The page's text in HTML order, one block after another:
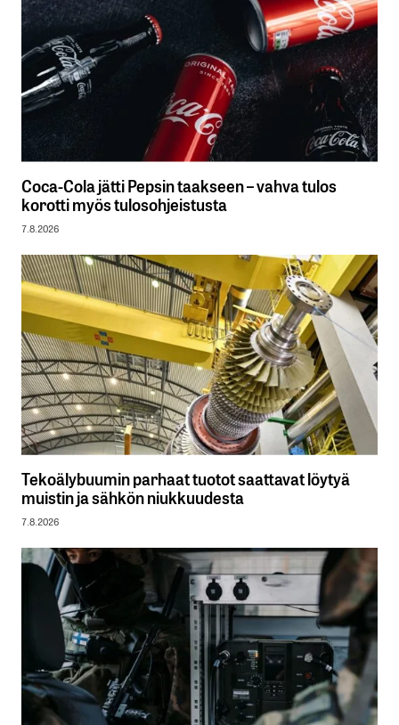
Coca-Cola jätti Pepsin taakseen – vahva tulos
korotti myös tulosohjeistusta
7.8.2026
Tekoälybuumin parhaat tuotot saattavat löytyä
muistin ja sähkön niukkuudesta
7.8.2026